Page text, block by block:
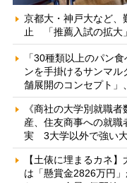
京都大・神戸大など、
止 「推薦入試の拡大
「30種類以上のパン
ンを手掛けるサンマ
舗展開のコンセプト」
《商社の大学別就職
産、住友商事への就職
実 3大学以外で強い
【土俵に埋まるカネ
は「懸賞金2826万円